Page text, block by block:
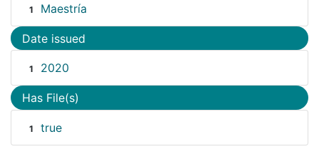
1 Maestría
Date issued
1 2020
Has File(s)
1 true